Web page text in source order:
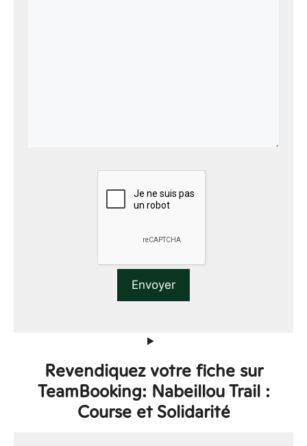
Revendiquez votre fiche sur
TeamBooking: Nabeillou Trail :
Course et Solidarité